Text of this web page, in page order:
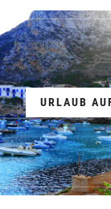
URLAUB